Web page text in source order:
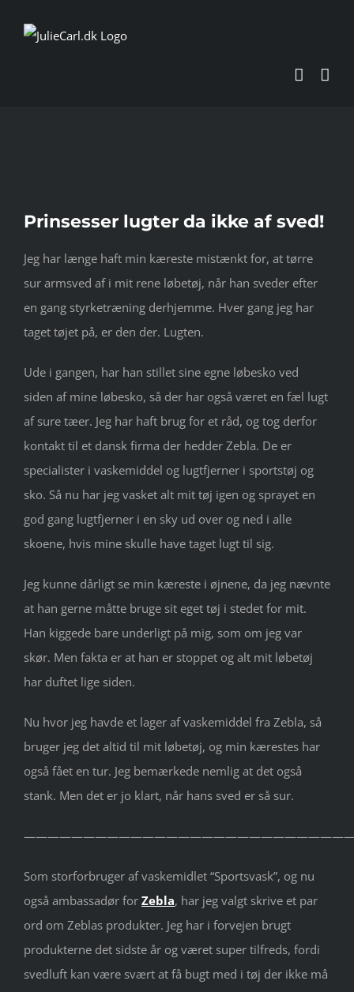
større
Prinsesser lugter da ikke af sved!
Jeg har længe haft min kæreste mistænkt for, at tørre
sur armsved af i mit rene løbetøj, når han sveder efter
en gang styrketræning derhjemme. Hver gang jeg har
taget tøjet på, er den der. Lugten.
Ude i gangen, har han stillet sine egne løbesko ved
siden af mine løbesko, så der har også været en fæl lugt
af sure tæer. Jeg har haft brug for et råd, og tog derfor
kontakt til et dansk firma der hedder Zebla. De er
specialister i vaskemiddel og lugtfjerner i sportstøj og
sko. Så nu har jeg vasket alt mit tøj igen og sprayet en
god gang lugtfjerner i en sky ud over og ned i alle
skoene, hvis mine skulle have taget lugt til sig.
Jeg kunne dårligt se min kæreste i øjnene, da jeg nævnte
at han gerne måtte bruge sit eget tøj i stedet for mit.
Han kiggede bare underligt på mig, som om jeg var
skør. Men fakta er at han er stoppet og alt mit løbetøj
har duftet lige siden.
Nu hvor jeg havde et lager af vaskemiddel fra Zebla, så
bruger jeg det altid til mit løbetøj, og min kærestes har
også fået en tur. Jeg bemærkede nemlig at det også
stank. Men det er jo klart, når hans sved er så sur.
Som storforbruger af vaskemidlet “Sportsvask”, og nu
også ambassadør for Zebla, har jeg valgt skrive et par
ord om Zeblas produkter. Jeg har i forvejen brugt
produkterne det sidste år og været super tilfreds, fordi
svedluft kan være svært at få bugt med i tøj der ikke må